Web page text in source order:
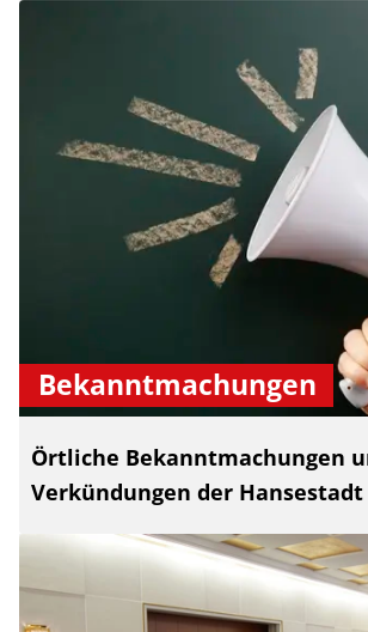
Bekanntmachungen
Örtliche Bekanntmachungen
Verkündungen der Hansestadt